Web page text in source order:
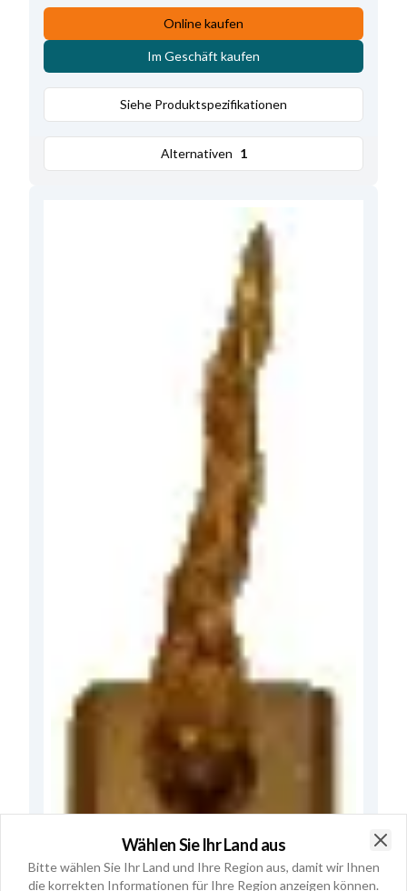
Online kaufen
Im Geschäft kaufen
Siehe Produktspezifikationen
Alternativen 1
Wählen Sie Ihr Land aus
Bitte wählen Sie Ihr Land und Ihre Region aus, damit wir Ihnen
die korrekten Informationen für Ihre Region anzeigen können.